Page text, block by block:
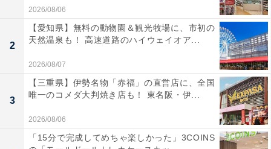
ユーザーからは「画質がとても綺麗で子供が大喜び」
「後部座席が特等席になった」と好評です。一方で、
「車種別の専用取付キットが別売りで必要」という声
も。家族でのドライブをより楽しくしたい人や、後部座
席の快適性を高めたい人には、おすすめの商品といえそ
あわせて読みたい
2026/08/06
2
【愛知県】無料の動物園＆観光牧場に、市初の
天然温泉も！ 高速道路のハイウェイオア...
2026/08/07
3
【三重県】伊勢名物「赤福」の直営店に、全国
唯一のコメダ大判焼き店も！ 東名阪・伊...
2026/08/06
「15分で完成してめちゃ楽しかった」3COINS